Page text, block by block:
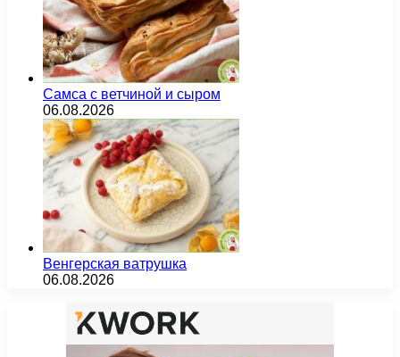
Самса с ветчиной и сыром
06.08.2026
Венгерская ватрушка
06.08.2026